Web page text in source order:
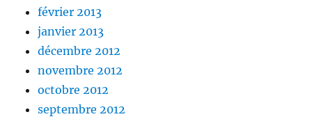
février 2013
janvier 2013
décembre 2012
novembre 2012
octobre 2012
septembre 2012